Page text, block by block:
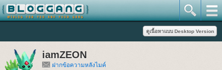
iamZEON
ฝากข้อความหลังไมค์